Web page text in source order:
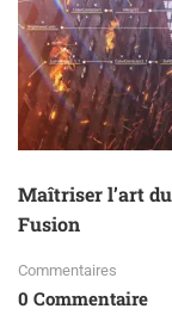
CONTEXTE
DU
COMPOSITING
ET
LES
EFFETS
QU’ILS
Maîtriser l’art
Fusion
Commentaires
0 Commentaire